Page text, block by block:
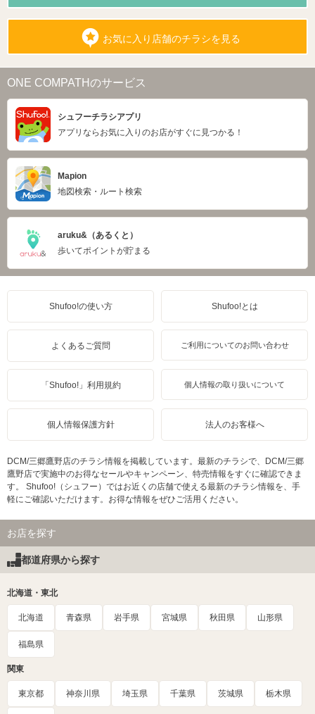
お気に入り店舗のチラシを見る
ONE COMPATHのサービス
シュフーチラシアプリ
アプリならお気に入りのお店がすぐに見つかる！
Mapion
地図検索・ルート検索
aruku&（あるくと）
歩いてポイントが貯まる
Shufoo!の使い方 Shufoo!とは
よくあるご質問 ご利用についてのお問い合わせ
「Shufoo!」利用規約 個人情報の取り扱いについて
個人情報保護方針 法人のお客様へ
DCM/三郷鷹野店のチラシ情報を掲載しています。最新のチラシで、DCM/三郷
鷹野店で実施中のお得なセールやキャンペーン、特売情報をすぐに確認できま
す。 Shufoo!（シュフー）ではお近くの店舗で使える最新のチラシ情報を、手
軽にご確認いただけます。お得な情報をぜひご活用ください。
お店を探す
都道府県から探す
北海道・東北
北海道 青森県 岩手県 宮城県 秋田県 山形県
福島県
関東
東京都 神奈川県 埼玉県 千葉県 茨城県 栃木県